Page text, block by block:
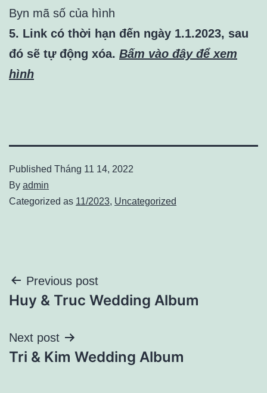
Byn mã số của hình
5. Link có thời hạn đến ngày 1.1.2023, sau
đó sẽ tự động xóa. Bấm vào đây để xem
hình
Published Tháng 11 14, 2022
By admin
Categorized as 11/2023, Uncategorized
Điều
hướng
bài
viết
Previous post
Huy & Truc Wedding Album
Next post
Tri & Kim Wedding Album